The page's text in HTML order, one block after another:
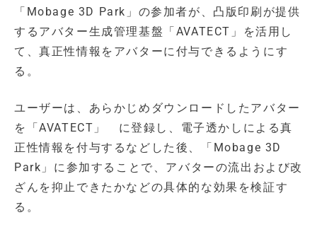
「Mobage 3D Park」の参加者が、凸版印刷が提供
するアバター生成管理基盤「AVATECT」を活用し
て、真正性情報をアバターに付与できるようにす
る。
ユーザーは、あらかじめダウンロードしたアバター
を「AVATECT」 に登録し、電子透かしによる真
正性情報を付与するなどした後、「Mobage 3D
Park」に参加することで、アバターの流出および改
ざんを抑止できたかなどの具体的な効果を検証す
る。